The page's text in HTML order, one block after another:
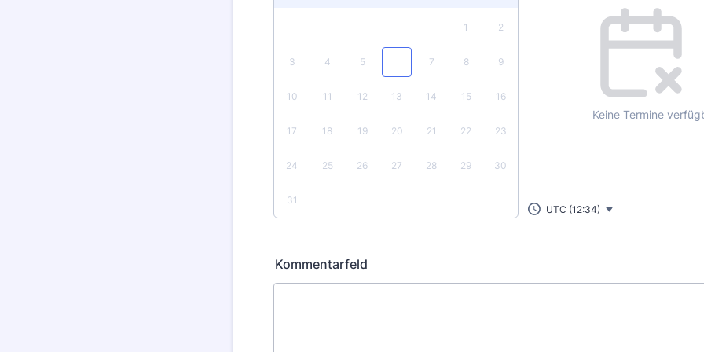
1 2
3 4 5 7 8 9
10 11 12 13 14 15 16
17 18 19 20 21 22 23
24 25 26 27 28 29 30
31
Keine Termine
UTC (12:34)
Kommentarfeld